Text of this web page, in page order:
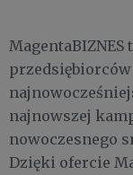
najnowszej
nowoczesnego
Dzięki ofercie